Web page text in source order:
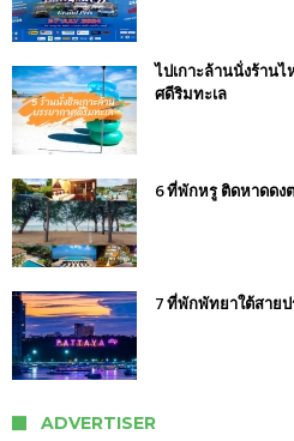
ไปเกาะล้านนั่งร้าน
ศดีริมทะเล
6 ที่พักหรู ติดหาดดง
7 ที่พักพัทยาใต้สาย
ADVERTISER